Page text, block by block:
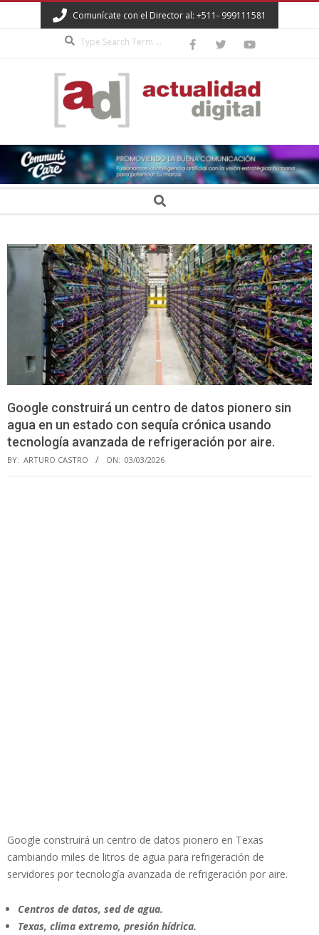
to
Comunícate con el Director al: +511- 999111581
ACTUALIDAD
DIGITAL Search
Google construirá un centro de datos pionero sin
agua en un estado con sequía crónica usando
tecnología avanzada de refrigeración por aire.
BY: ARTURO CASTRO ON: 03/03/2026
Google construirá un centro de datos pionero en Texas
cambiando miles de litros de agua para refrigeración de
servidores por tecnología avanzada de refrigeración por aire.
Centros de datos, sed de agua.
Texas, clima extremo, presión hídrica.